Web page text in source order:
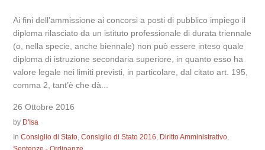
Ai fini dell’ammissione ai concorsi a posti di pubblico impiego il
diploma rilasciato da un istituto professionale di durata triennale
(o, nella specie, anche biennale) non può essere inteso quale
diploma di istruzione secondaria superiore, in quanto esso ha
valore legale nei limiti previsti, in particolare, dal citato art. 195,
comma 2, tant’è che dà...
26 Ottobre 2016
by D'Isa
InConsiglio di Stato ,Consiglio di Stato 2016 Diritto Amministrativo